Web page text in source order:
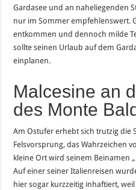
Gardasee und an naheliegenden
nur im Sommer empfehlenswert.
entkommen und dennoch milde
sollte seinen Urlaub auf dem
einplanen.
Malcesine an
des Monte
Am Ostufer erhebt sich trutzig die
Felsvorsprung, das Wahrzeichen
kleine Ort wird seinem Beinamen
Auf einer seiner Italienreisen
hier sogar kurzzeitig inhaftiert,